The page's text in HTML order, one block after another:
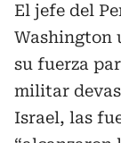
El jefe del
Washington
su fuerza
militar
Israel, las